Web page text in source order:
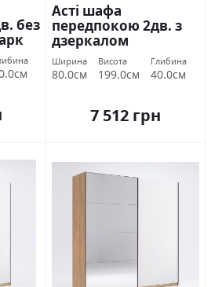
без
Асті шафа
передпокою 2дв. з
дзеркалом
Міромарк
Ширина
80.0см
Висота
199.0см
Глибина
40.0см
7 512 грн